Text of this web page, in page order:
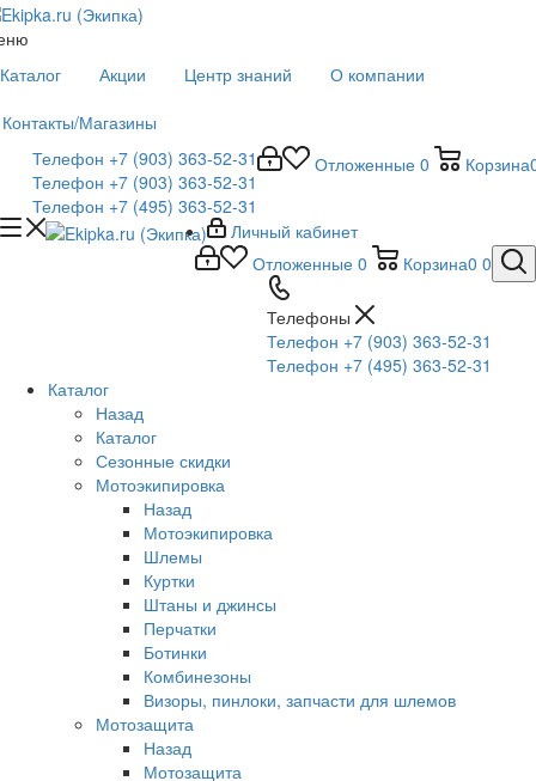
Каталог
Акции Центр знаний
О компании
Контакты/Магазины
Отложенные 0 Корзина
Телефон +7 (903) 363-52-31
Телефон +7 (903) 363-52-31
Телефон +7 (495) 363-52-31
Отложенные 0 Корзина0 0
Телефоны
Телефон +7 (903) 363-52-31
Телефон +7 (495) 363-52-31
Личный кабинет
Каталог
Назад
Каталог
Сезонные скидки
Мотоэкипировка
Назад
Мотоэкипировка
Шлемы
Куртки
Штаны и джинсы
Перчатки
Ботинки
Комбинезоны
Визоры, пинлоки, запчасти для шлемов
Мотозащита
Назад
Мотозащита